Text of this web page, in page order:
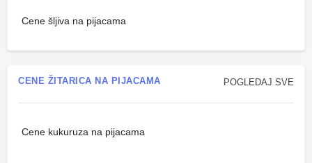
Cene šljiva na pijacama
POGLEDAJ SVE
CENE ŽITARICA NA PIJACAMA
Cene kukuruza na pijacama